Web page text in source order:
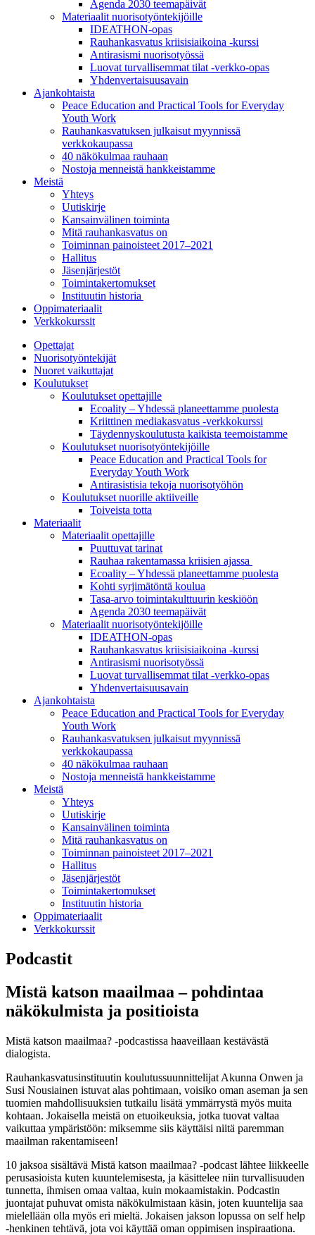
Agenda 2030 teemapäivät
Materiaalit nuorisotyöntekijöille
IDEATHON-opas
Rauhankasvatus kriisisiaikoina -kurssi
Antirasismi nuorisotyössä
Luovat turvalli­semmat tilat -verkko-opas
Yhdenvertai­suus­avain
Ajankohtaista
Peace Education and Practical Tools for Everyday
Youth Work
Rauhankasvatuksen julkaisut myynnissä
verkkokaupassa
40 näkökulmaa rauhaan
Nostoja menneistä hankkeistamme
Meistä
Yhteys
Uutiskirje
Kansainvälinen toiminta
Mitä rauhankasvatus on
Toiminnan painoisteet 2017–2021
Hallitus
Jäsenjärjestöt
Toimintakertomukset
Instituutin historia
Oppimateriaalit
Verkkokurssit
Opettajat
Nuorisotyöntekijät
Nuoret vaikuttajat
Koulutukset
Koulutukset opettajille
Ecoality – Yhdessä planeettamme puolesta
Kriittinen mediakasvatus -verkkokurssi
Täydennys­koulutusta kaikista teemois­tamme
Koulutukset nuorisotyöntekijöille
Peace Education and Practical Tools for
Everyday Youth Work
Antirasistisia tekoja nuorisotyöhön
Koulutukset nuorille aktiiveille
Toiveista totta
Materiaalit
Materiaalit opettajille
Puuttuvat tarinat
Rauhaa rakentamassa kriisien ajassa
Ecoality – Yhdessä planeettamme puolesta
Kohti syrjimä­töntä koulua
Tasa-arvo toiminta­kulttuurin keskiöön
Agenda 2030 teemapäivät
Materiaalit nuorisotyöntekijöille
IDEATHON-opas
Rauhankasvatus kriisisiaikoina -kurssi
Antirasismi nuorisotyössä
Luovat turvalli­semmat tilat -verkko-opas
Yhdenvertai­suus­avain
Ajankohtaista
Peace Education and Practical Tools for Everyday
Youth Work
Rauhankasvatuksen julkaisut myynnissä
verkkokaupassa
40 näkökulmaa rauhaan
Nostoja menneistä hankkeistamme
Meistä
Yhteys
Uutiskirje
Kansainvälinen toiminta
Mitä rauhankasvatus on
Toiminnan painoisteet 2017–2021
Hallitus
Jäsenjärjestöt
Toimintakertomukset
Instituutin historia
Oppimateriaalit
Verkkokurssit
Podcastit
Mistä katson maailmaa – pohdintaa
näkökulmista ja positioista
Mistä katson maailmaa? -podcastissa haaveillaan kestävästä
dialogista.
Rauhankasvatusinstituutin koulutussuunnittelijat Akunna Onwen ja
Susi Nousiainen istuvat alas pohtimaan, voisiko oman aseman ja sen
tuomien mahdollisuuksien tutkailu lisätä ymmärrystä myös muita
kohtaan. Jokaisella meistä on etuoikeuksia, jotka tuovat valtaa
vaikuttaa ympäristöön: miksemme siis käyttäisi niitä paremman
maailman rakentamiseen!
10 jaksoa sisältävä Mistä katson maailmaa? -podcast lähtee liikkeelle
perusasioista kuten kuuntelemisesta, ja käsittelee niin turvallisuuden
tunnetta, ihmisen omaa valtaa, kuin mokaamistakin. Podcastin
juontajat puhuvat omista näkökulmistaan käsin, joten kuuntelija saa
mielellään olla myös eri mieltä. Jokaisen jakson lopussa on self help
-henkinen tehtävä, jota voi käyttää oman oppimisen inspiraationa.